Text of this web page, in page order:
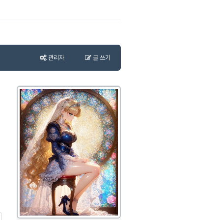
관리자 글 쓰기